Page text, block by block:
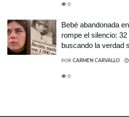
0
Bebé abandonada
rompe el silencio:
buscando la verdad
POR CARMEN CARVALLO
0